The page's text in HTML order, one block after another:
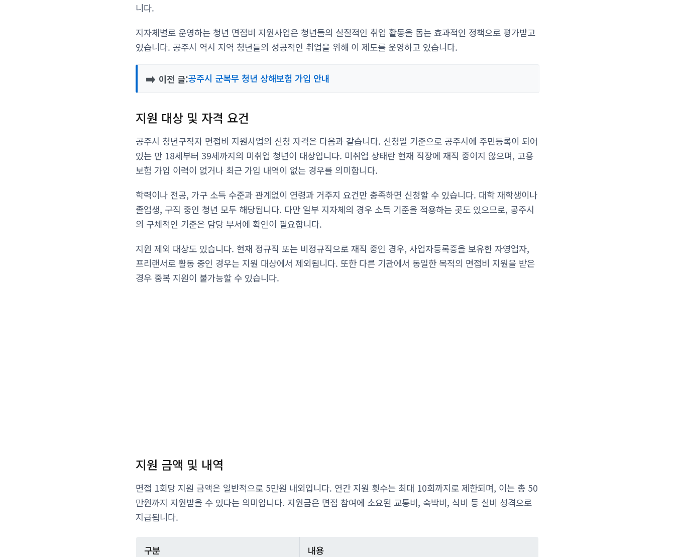
니다.
지자체별로 운영하는 청년 면접비 지원사업은 청년들의 실질적인 취업 활동을 돕는 효과적인 정책으로 평가받고
있습니다. 공주시 역시 지역 청년들의 성공적인 취업을 위해 이 제도를 운영하고 있습니다.
➡️ 이전 글:공주시 군복무 청년 상해보험 가입 안내
지원 대상 및 자격 요건
공주시 청년구직자 면접비 지원사업의 신청 자격은 다음과 같습니다. 신청일 기준으로 공주시에 주민등록이 되어
있는 만 18세부터 39세까지의 미취업 청년이 대상입니다. 미취업 상태란 현재 직장에 재직 중이지 않으며, 고용
보험 가입 이력이 없거나 최근 가입 내역이 없는 경우를 의미합니다.
학력이나 전공, 가구 소득 수준과 관계없이 연령과 거주지 요건만 충족하면 신청할 수 있습니다. 대학 재학생이나
졸업생, 구직 중인 청년 모두 해당됩니다. 다만 일부 지자체의 경우 소득 기준을 적용하는 곳도 있으므로, 공주시
의 구체적인 기준은 담당 부서에 확인이 필요합니다.
지원 제외 대상도 있습니다. 현재 정규직 또는 비정규직으로 재직 중인 경우, 사업자등록증을 보유한 자영업자,
프리랜서로 활동 중인 경우는 지원 대상에서 제외됩니다. 또한 다른 기관에서 동일한 목적의 면접비 지원을 받은
경우 중복 지원이 불가능할 수 있습니다.
지원 금액 및 내역
면접 1회당 지원 금액은 일반적으로 5만원 내외입니다. 연간 지원 횟수는 최대 10회까지로 제한되며, 이는 총 50
만원까지 지원받을 수 있다는 의미입니다. 지원금은 면접 참여에 소요된 교통비, 숙박비, 식비 등 실비 성격으로
지급됩니다.
구분 내용